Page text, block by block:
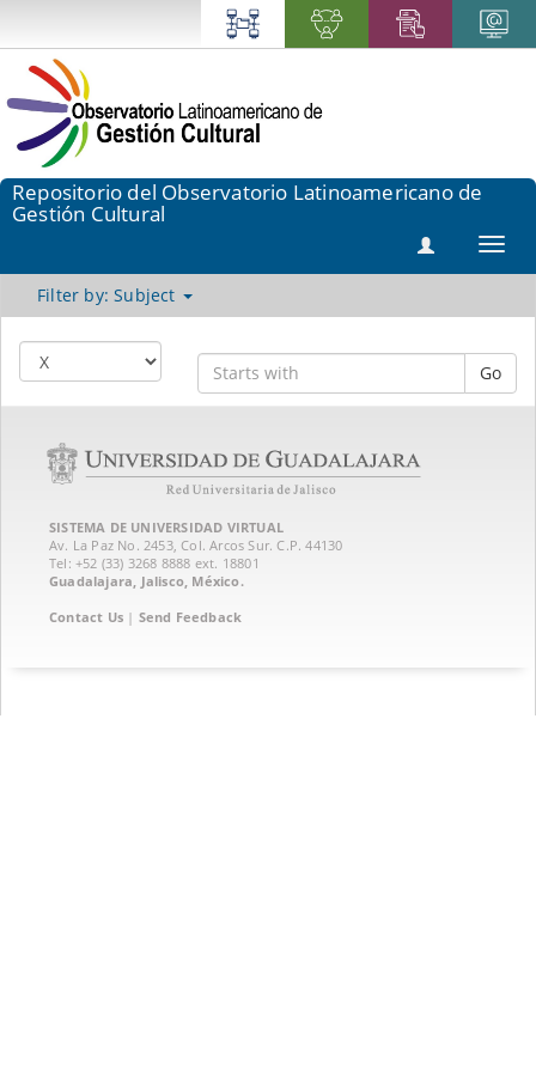
Repositorio del Observatorio Latinoamericano de
Gestión Cultural
Filter by: Subject
Go
SISTEMA DE UNIVERSIDAD VIRTUAL
Av. La Paz No. 2453, Col. Arcos Sur. C.P. 44130
Tel: +52 (33) 3268 8888‏ ext. 18801
Guadalajara, Jalisco, México.
Contact Us | Send Feedback